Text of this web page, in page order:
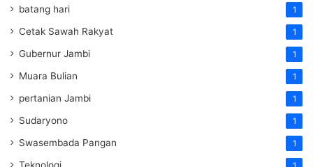
batang hari 1
Cetak Sawah Rakyat 1
Gubernur Jambi 1
Muara Bulian 1
pertanian Jambi 1
Sudaryono 1
Swasembada Pangan 1